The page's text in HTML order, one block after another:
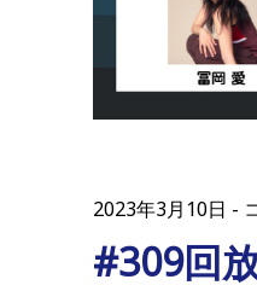
2023年3月10日
#309回